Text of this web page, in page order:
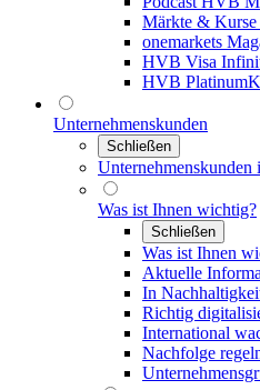
Märkte & Kurse
onemarkets
HVB Visa
HVB
Unternehmenskunden
Schließen
Was ist Ihnen wichtig?
Schließen
Was ist Ihnen
Aktuelle
In
Richtig
International
Nachfolge